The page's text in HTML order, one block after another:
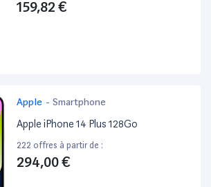
159,82 €
Apple - Smartphone
Apple iPhone 14 Plus 128Go
222 offres à partir de :
294,00 €